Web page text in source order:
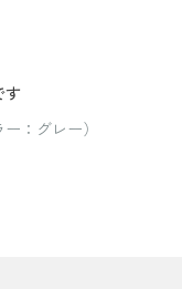
す
：グレー）